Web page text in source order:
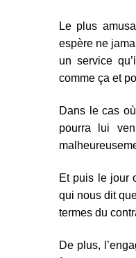
Le plus
espère ne
un service
comme ça et
Dans le cas
pourra lui
Et puis le jour
qui nous dit
termes du
De plus,